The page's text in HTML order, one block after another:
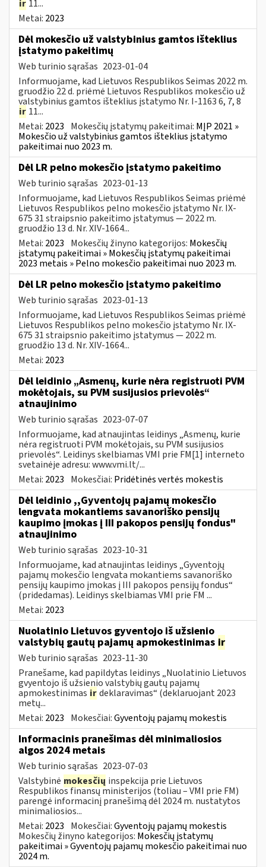
ir 11...
Metai: 2023
Dėl mokesčio už valstybinius gamtos išteklius
įstatymo pakeitimų
Web turinio sąrašas 2023-01-04
Informuojame, kad Lietuvos Respublikos Seimas 2022 m.
gruodžio 22 d. priėmė Lietuvos Respublikos mokesčio už
valstybinius gamtos išteklius įstatymo Nr. I-1163 6, 7, 8
ir 11...
Metai: 2023 Mokesčių įstatymų pakeitimai: MĮP 2021 »
Mokesčio už valstybinius gamtos išteklius įstatymo
pakeitimai nuo 2023 m.
Dėl LR pelno mokesčio įstatymo pakeitimo
Web turinio sąrašas 2023-01-13
Informuojame, kad Lietuvos Respublikos Seimas priėmė
Lietuvos Respublikos pelno mokesčio įstatymo Nr. IX-
675 31 straipsnio pakeitimo įstatymus — 2022 m.
gruodžio 13 d. Nr. XIV-1664...
Metai: 2023 Mokesčių žinyno kategorijos: Mokesčių
įstatymų pakeitimai » Mokesčių įstatymų pakeitimai
2023 metais » Pelno mokesčio pakeitimai nuo 2023 m.
Dėl LR pelno mokesčio įstatymo pakeitimo
Web turinio sąrašas 2023-01-13
Informuojame, kad Lietuvos Respublikos Seimas priėmė
Lietuvos Respublikos pelno mokesčio įstatymo Nr. IX-
675 31 straipsnio pakeitimo įstatymus — 2022 m.
gruodžio 13 d. Nr. XIV-1664...
Metai: 2023
Dėl leidinio „Asmenų, kurie nėra registruoti PVM
mokėtojais, su PVM susijusios prievolės“
atnaujinimo
Web turinio sąrašas 2023-07-07
Informuojame, kad atnaujintas leidinys „Asmenų, kurie
nėra registruoti PVM mokėtojais, su PVM susijusios
prievolės“. Leidinys skelbiamas VMI prie FM[1] interneto
svetainėje adresu: www.vmi.lt/...
Metai: 2023 Mokesčiai: Pridėtinės vertės mokestis
Dėl leidinio ,,Gyventojų pajamų mokesčio
lengvata mokantiems savanoriško pensijų
kaupimo įmokas į III pakopos pensijų fondus"
atnaujinimo
Web turinio sąrašas 2023-10-31
Informuojame, kad atnaujintas leidinys „Gyventojų
pajamų mokesčio lengvata mokantiems savanoriško
pensijų kaupimo įmokas į III pakopos pensijų fondus“
(pridedamas). Leidinys skelbiamas VMI prie FM ...
Metai: 2023
Nuolatinio Lietuvos gyventojo iš užsienio
valstybių gautų pajamų apmokestinimas ir
Web turinio sąrašas 2023-11-30
Pranešame, kad papildytas leidinys „Nuolatinio Lietuvos
gvyentojo iš užsienio valstybių gautų pajamų
apmokestinimas irdeklaravimas“ (deklaruojant 2023
metų...
Metai: 2023 Mokesčiai:Gyventojų pajamų mokestis
Informacinis pranešimas dėl minimaliosios
algos 2024 metais
Web turinio sąrašas 2023-07-03
Valstybinė mokesčių inspekcija prie Lietuvos
Respublikos finansų ministerijos (toliau – VMI prie FM)
parengė informacinį pranešimą dėl 2024 m. nustatytos
minimaliosios...
Metai: 2023 Mokesčiai:Gyventojų pajamų mokestis
Mokesčių žinyno kategorijos: Mokesčių įstatymų
pakeitimai » Gyventojų pajamų mokesčio pakeitimai nuo
2024 m.